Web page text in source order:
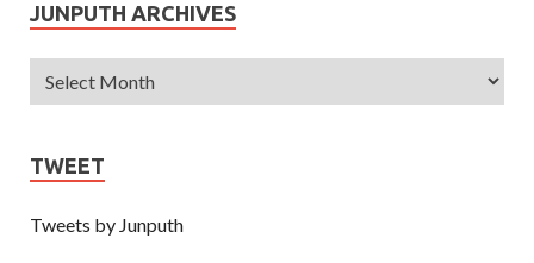
JUNPUTH ARCHIVES
TWEET
Tweets by Junputh